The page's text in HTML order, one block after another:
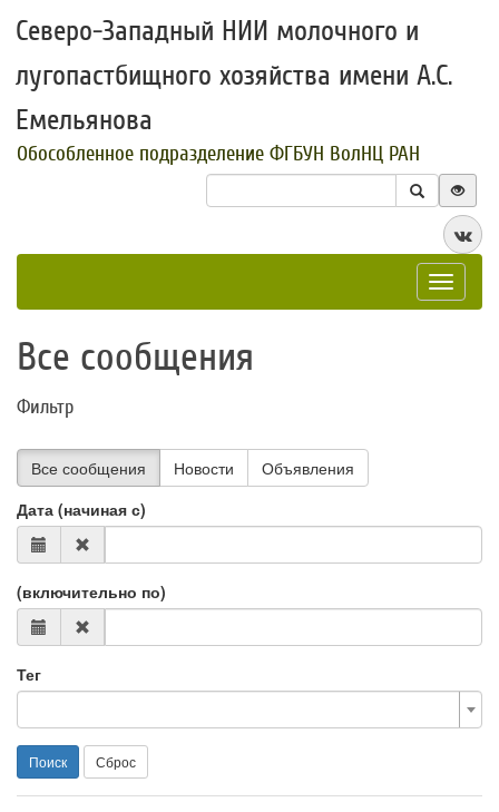
Северо-Западный НИИ молочного и
лугопастбищного хозяйства имени А.С.
Емельянова
Обособленное подразделение ФГБУН ВолНЦ РАН
Toggle
Все сообщения
Фильтр
Все сообщения Новости
Объявления
Дата (начиная с)
(включительно по)
Тег
Поиск Сброс